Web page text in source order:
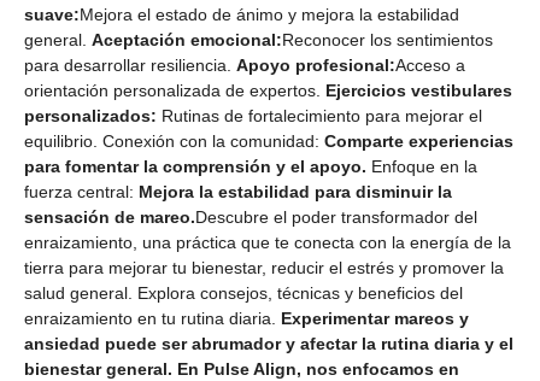
suave:Mejora el estado de ánimo y mejora la estabilidad
general. Aceptación emocional:Reconocer los sentimientos
para desarrollar resiliencia. Apoyo profesional:Acceso a
orientación personalizada de expertos. Ejercicios vestibulares
personalizados: Rutinas de fortalecimiento para mejorar el
equilibrio. Conexión con la comunidad: Comparte experiencias
para fomentar la comprensión y el apoyo. Enfoque en la
fuerza central: Mejora la estabilidad para disminuir la
sensación de mareo.Descubre el poder transformador del
enraizamiento, una práctica que te conecta con la energía de la
tierra para mejorar tu bienestar, reducir el estrés y promover la
salud general. Explora consejos, técnicas y beneficios del
enraizamiento en tu rutina diaria. Experimentar mareos y
ansiedad puede ser abrumador y afectar la rutina diaria y el
bienestar general. En Pulse Align, nos enfocamos en